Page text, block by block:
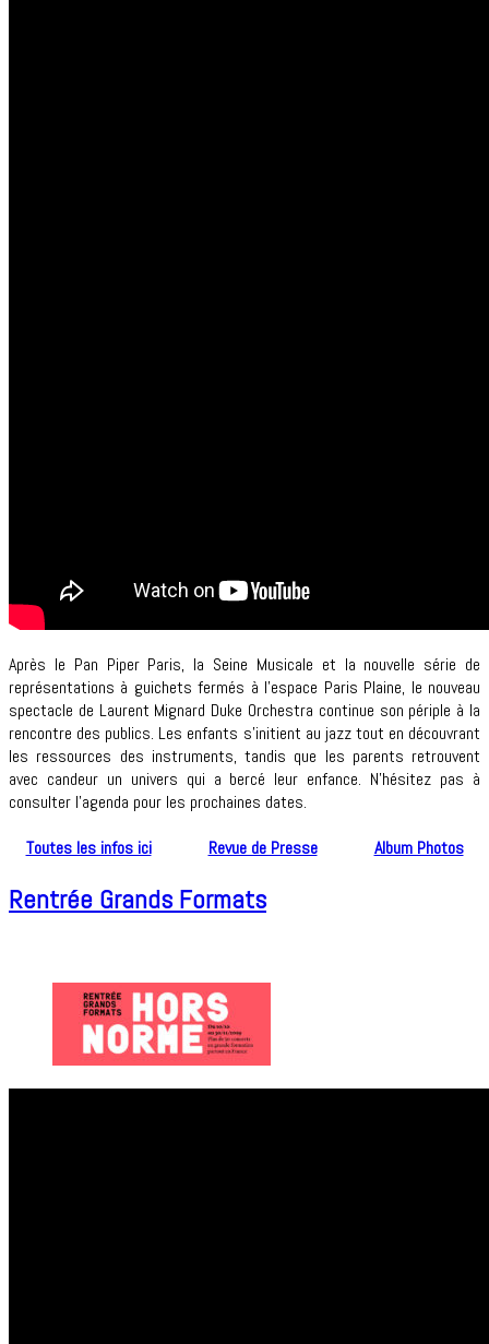
Après le Pan Piper Paris, la Seine Musicale et la nouvelle série de
représentations à guichets fermés à l’espace Paris Plaine, le nouveau
spectacle de Laurent Mignard Duke Orchestra continue son périple à la
rencontre des publics. Les enfants s’initient au jazz tout en découvrant
les ressources des instruments, tandis que les parents retrouvent
avec candeur un univers qui a bercé leur enfance. N’hésitez pas à
consulter l’agenda pour les prochaines dates.
Toutes les infos ici Revue de Presse Album Photos
Rentrée Grands Formats